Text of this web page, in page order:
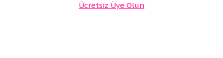
Ücretsiz Üye Olun